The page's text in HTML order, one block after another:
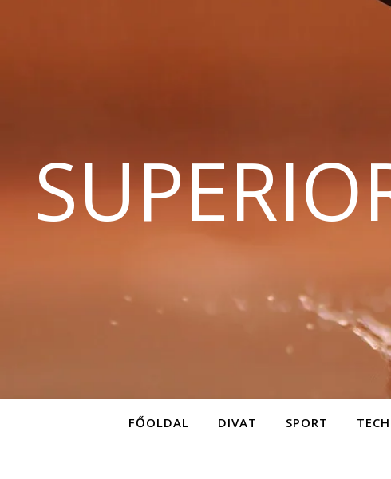
FŐOLDAL DIVAT SPORT